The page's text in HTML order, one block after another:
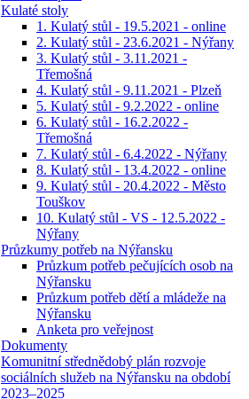
Kulaté stoly
1. Kulatý stůl - 19.5.2021 - online
2. Kulatý stůl - 23.6.2021 - Nýřany
3. Kulatý stůl - 3.11.2021 -
Třemošná
4. Kulatý stůl - 9.11.2021 - Plzeň
5. Kulatý stůl - 9.2.2022 - online
6. Kulatý stůl - 16.2.2022 -
Třemošná
7. Kulatý stůl - 6.4.2022 - Nýřany
8. Kulatý stůl - 13.4.2022 - online
9. Kulatý stůl - 20.4.2022 - Město
Touškov
10. Kulatý stůl - VS - 12.5.2022 -
Nýřany
Průzkumy potřeb na Nýřansku
Průzkum potřeb pečujících osob na
Nýřansku
Průzkum potřeb dětí a mládeže na
Nýřansku
Anketa pro veřejnost
Dokumenty
Komunitní střednědobý plán rozvoje
sociálních služeb na Nýřansku na období
2023–2025